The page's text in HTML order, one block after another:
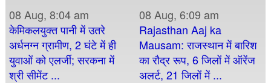
08 Aug, 8:04 am
केमिकलयुक्त पानी में उतरे
अर्धनग्न ग्रामीण, 2 घंटे में ही
युवाओं को एलर्जी; सरकना में
श्री सीमेंट ...
08 Aug, 6:09 am
Rajasthan Aaj ka
Mausam: राजस्थान में बारिश
का रौद्र रूप, 6 जिलों में ऑरेंज
अलर्ट, 21 जिलों में ...